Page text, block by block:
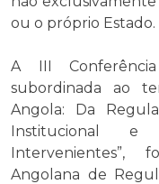
ou o próprio Estado.
A III
subordinada ao
Angola: Da
Institucional e
Intervenientes”,
Angolana de